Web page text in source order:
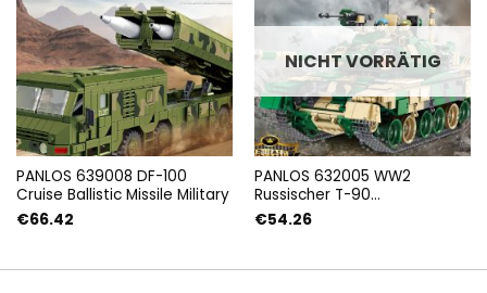
PANLOS 639008 DF-100
Cruise Ballistic Missile Military
€66.42
NICHT VORRÄTIG
PANLOS 632005 WW2
Russischer T-90
Kampfpanzer Militärserie
€54.26